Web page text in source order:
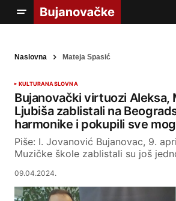
Naslovna Mateja Spasić
KULTURANASLOVNA
Bujanovački virtuozi Aleksa,
Ljubiša zablistali na
harmonike i pokupili sve
Piše: I. Jovanović Bujanovac, 9.
Muzičke škole zablistali su još
09.04.2024.